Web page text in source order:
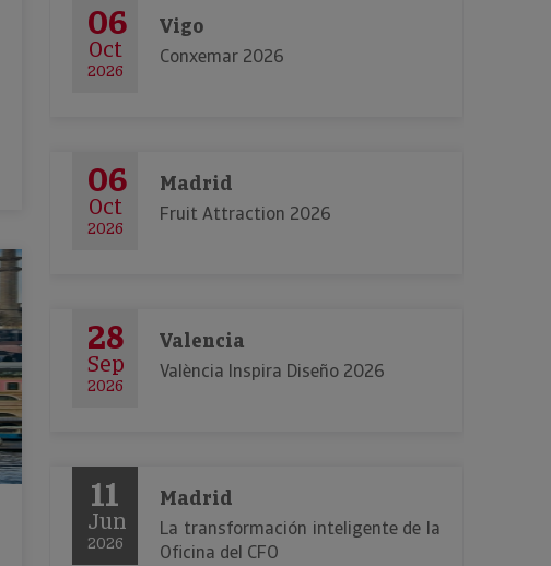
06
Oct
2026
Vigo
Conxemar 2026
06
Oct
2026
Madrid
Fruit Attraction 2026
28
Sep
2026
Valencia
València Inspira Diseño 2026
11
Jun
2026
Madrid
La transformación inteligente de la
Oficina del CFO